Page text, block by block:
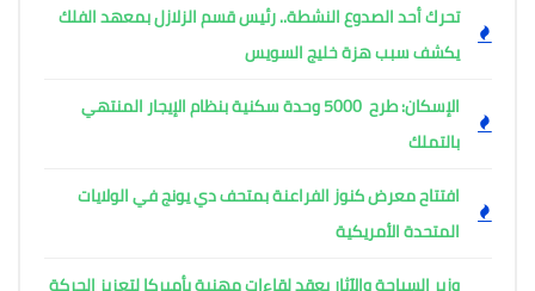
تحرك أحد الصدوع النشطة.. رئيس قسم الزلازل بمعهد الفلك
يكشف سبب هزة خليج السويس
الإسكان: طرح 5000 وحدة سكنية بنظام الإيجار المنتهي
بالتملك
افتتاح معرض كنوز الفراعنة بمتحف دي يونج في الولايات
المتحدة الأمريكية